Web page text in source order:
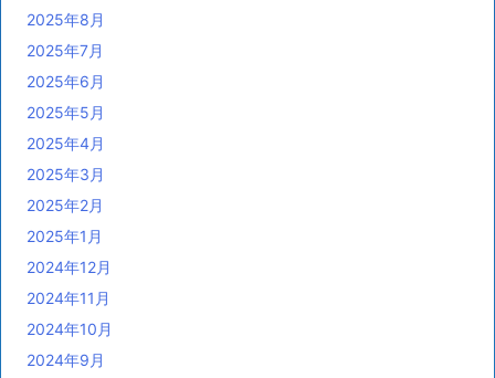
2025年8月
2025年7月
2025年6月
2025年5月
2025年4月
2025年3月
2025年2月
2025年1月
2024年12月
2024年11月
2024年10月
2024年9月